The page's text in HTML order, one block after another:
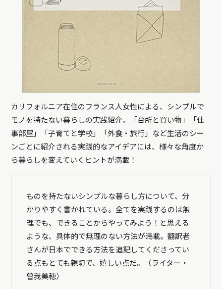
カリフォルニア在住のフランス人女性による、シンプルで
モノを持たない暮らしの実践紹介。「台所と買い物」「仕
事部屋」「子育てと学校」「外食・旅行」など生活のシー
ンごとに紹介される実践的なアイデアには、様々な角度か
ら暮らしを変えていくヒントが満載！
ものを持たないシンプルな暮らし方について、分
かりやすく書かれている。全てを実践するのは無
理でも、できることからやってみよう！と思える
ような、具体的で無理のない方法が満載。翻訳者
さんが日本でできる方法を追記してくださってい
る点もとても親切で、嬉しい点だ。（ライター・
曽我美穂）